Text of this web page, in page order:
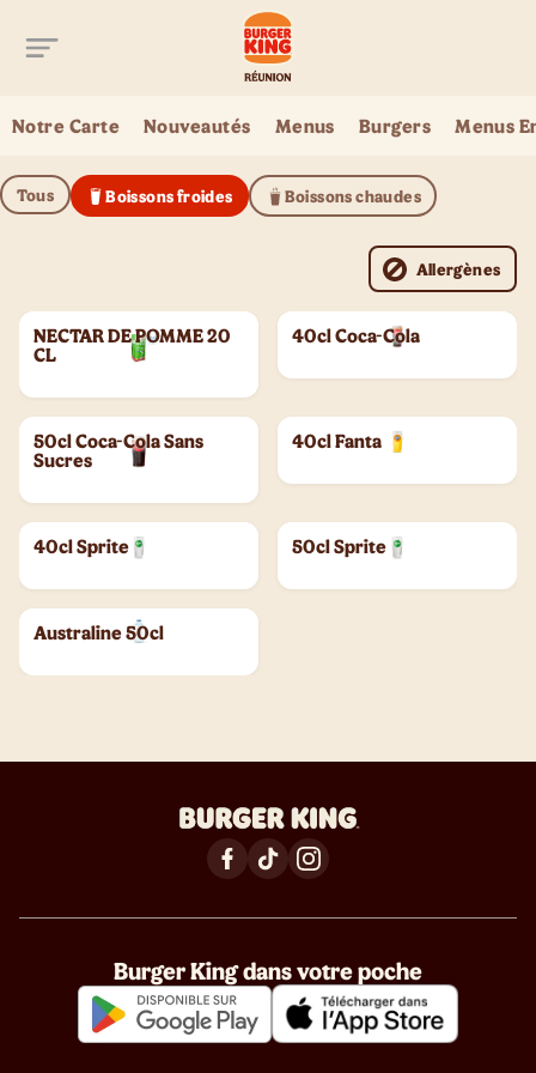
Notre Carte Nouveautés Menus Burgers Menus
Tous Boissons froides Boissons chaudes
Allergènes
NECTAR DE POMME 20
CL
40cl Coca-Cola
50cl Coca-Cola Sans
Sucres
40cl Fanta
40cl Sprite 50cl Sprite
Australine 50cl
Burger King dans votre poche